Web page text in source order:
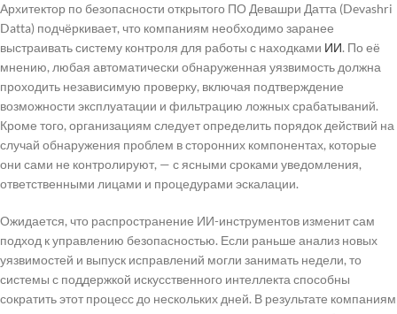
Архитектор по безопасности открытого ПО Девашри Датта (Devashri
Datta) подчёркивает, что компаниям необходимо заранее
выстраивать систему контроля для работы с находками ИИ. По её
мнению, любая автоматически обнаруженная уязвимость должна
проходить независимую проверку, включая подтверждение
возможности эксплуатации и фильтрацию ложных срабатываний.
Кроме того, организациям следует определить порядок действий на
случай обнаружения проблем в сторонних компонентах, которые
они сами не контролируют, — с ясными сроками уведомления,
ответственными лицами и процедурами эскалации.
Ожидается, что распространение ИИ-инструментов изменит сам
подход к управлению безопасностью. Если раньше анализ новых
уязвимостей и выпуск исправлений могли занимать недели, то
системы с поддержкой искусственного интеллекта способны
сократить этот процесс до нескольких дней. В результате компаниям